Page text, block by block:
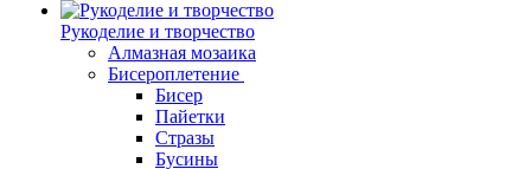
Рукоделие и творчество
Алмазная мозаика
Бисероплетение
Бисер
Пайетки
Стразы
Бусины